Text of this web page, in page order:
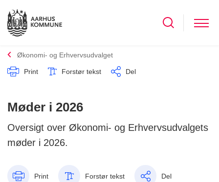
Økonomi- og Erhvervsudvalget
Print Forstør tekst Del
Møder i 2026
Oversigt over Økonomi- og Erhvervsudvalgets
møder i 2026.
Print Forstør tekst Del